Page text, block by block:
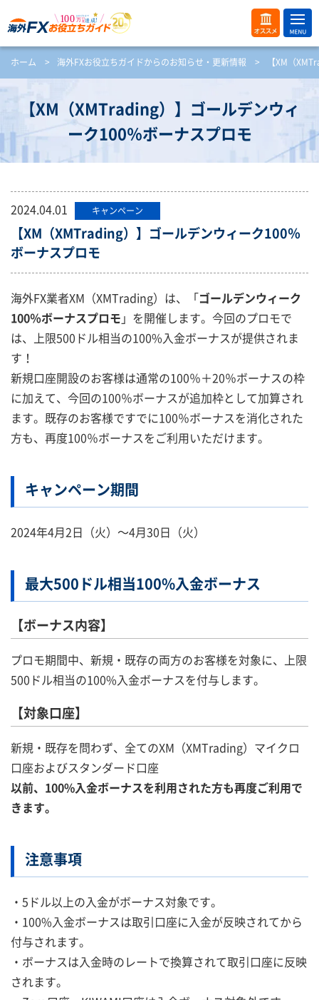
オス
スメ
ME
NU
開
く
ホーム > 海外FXお役立ちガイドからのお知らせ・更新情報 > 【XM（
【XM（XMTrading）】ゴールデンウィ
ーク100％ボーナスプロモ
2024.04.01 キャンペーン
【XM（XMTrading）】ゴールデンウィーク100％
ボーナスプロモ
海外FX業者XM（XMTrading）は、「ゴールデンウィーク
100％ボーナスプロモ 」を開催します。今回のプロモで
は、上限500ドル相当の100%入金ボーナスが提供されま
す！
新規口座開設のお客様は通常の100％＋20％ボーナスの枠
に加えて、今回の100％ボーナスが追加枠として加算され
ます。既存のお客様ですでに100％ボーナスを消化された
方も、再度100％ボーナスをご利用いただけます。
キャンペーン期間
2024年4月2日（火）～4月30日（火）
最大500ドル相当100%入金ボーナス
【ボーナス内容】
プロモ期間中、新規・既存の両方のお客様を対象に、上限
500ドル相当の100%入金ボーナスを付与します。
【対象口座】
新規・既存を問わず、全てのXM（XMTrading）マイクロ
口座およびスタンダード口座
以前、100%入金ボーナスを利用された方も再度ご利用で
きます。
注意事項
・5ドル以上の入金がボーナス対象です。
・100%入金ボーナスは取引口座に入金が反映されてから
付与されます。
・ボーナスは入金時のレートで換算されて取引口座に反映
されます。